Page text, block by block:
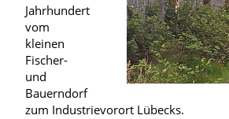
Jahrhundert
vom
kleinen
Fischer-
und
Bauerndorf
zum Industrievorort Lübecks.